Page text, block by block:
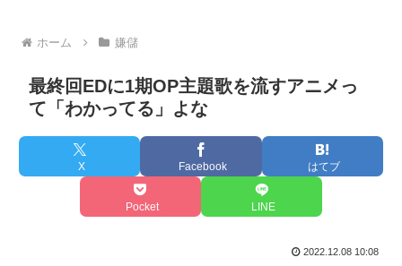
ホーム 嫌儲
最終回EDに1期OP主題歌を流すアニメっ
て「わかってる」よな
X Facebook はてブ
Pocket LINE
2022.12.08 10:08